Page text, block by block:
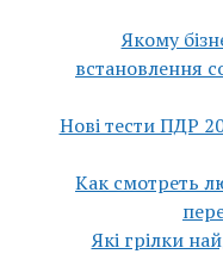
Якому
встановлення
Нові тести ПДР
Как смотреть
Які грілки